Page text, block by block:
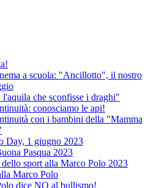
a scuola: "Ancillotto", il nostro
che sconfisse i draghi"
conosciamo le api!
con i bambini della "Mamma
Day, 1 giugno 2023
Pasqua 2023
sport alla Marco Polo 2023
Marco Polo
dice NO al bullismo!